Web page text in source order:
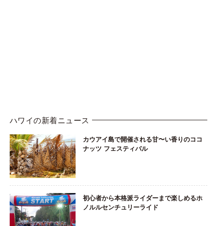
ハワイの新着ニュース
カウアイ島で開催される甘〜い香りのココ
ナッツ フェスティバル
初心者から本格派ライダーまで楽しめるホ
ノルルセンチュリーライド